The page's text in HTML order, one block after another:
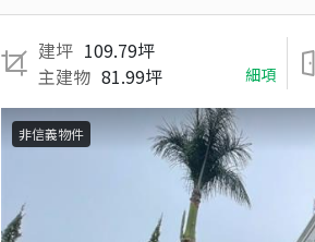
建坪 109.79坪
主建物 81.99坪 細項
非信義物件